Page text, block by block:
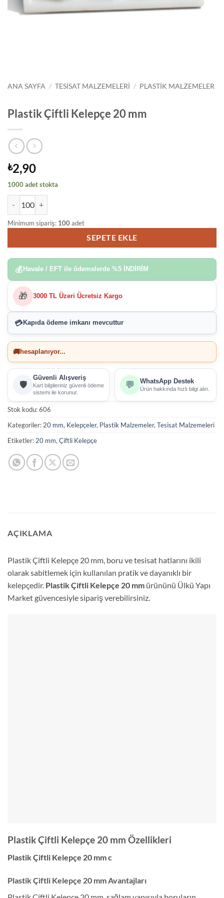
ANA SAYFA / TESISAT MALZEMELERI / PLASTIK MALZEMELER
Plastik Çiftli Kelepçe 20 mm
₺2,90
1000 adet stokta
Minimum sipariş: 100adet
SEPETE EKLE
💰 Havale / EFT ile ödemelerde %5 İNDİRİM
🎁 3000 TL Üzeri Ücretsiz Kargo
💳 Kapıda ödeme imkanı mevcuttur
🚚hesaplanıyor...
🛡️
Güvenli Alışveriş
Kart bilgileriniz güvenli ödeme
sistemi ile korunur.
💬 WhatsApp Destek
Ürün hakkında hızlı bilgi alın.
Stok kodu:606
Kategoriler: 20 mm, Kelepçeler, Plastik Malzemeler, Tesisat Malzemeleri
Etiketler: 20 mm, Çiftli Kelepçe
AÇIKLAMA
Plastik Çiftli Kelepçe 20 mm, boru ve tesisat hatlarını ikili
olarak sabitlemek için kullanılan pratik ve dayanıklı bir
kelepçedir. Plastik Çiftli Kelepçe 20 mm ürününü Ülkü Yapı
Market güvencesiyle sipariş verebilirsiniz.
Plastik Çiftli Kelepçe 20 mm Özellikleri
Plastik Çiftli Kelepçe 20 mm c
Plastik Çiftli Kelepçe 20 mm Avantajları